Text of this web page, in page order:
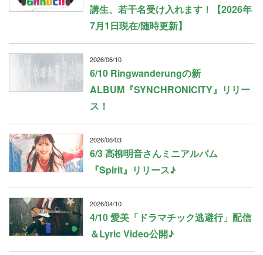
講生、若干名受け入れます！【2026年
7月1日現在/随時更新】
2026/06/10
6/10 Ringwanderungの新
ALBUM『SYNCHRONICITY』リリー
ス！
2026/06/03
6/3 高柳明音さんミニアルバム
『Spirit』リリース♪
2026/04/10
4/10 愛美「ドラマチック逃避行」配信
＆Lyric Video公開♪